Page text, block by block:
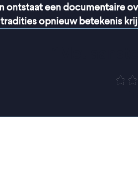
ontstaat een documentaire
opnieuw betekenis
& Bumbu